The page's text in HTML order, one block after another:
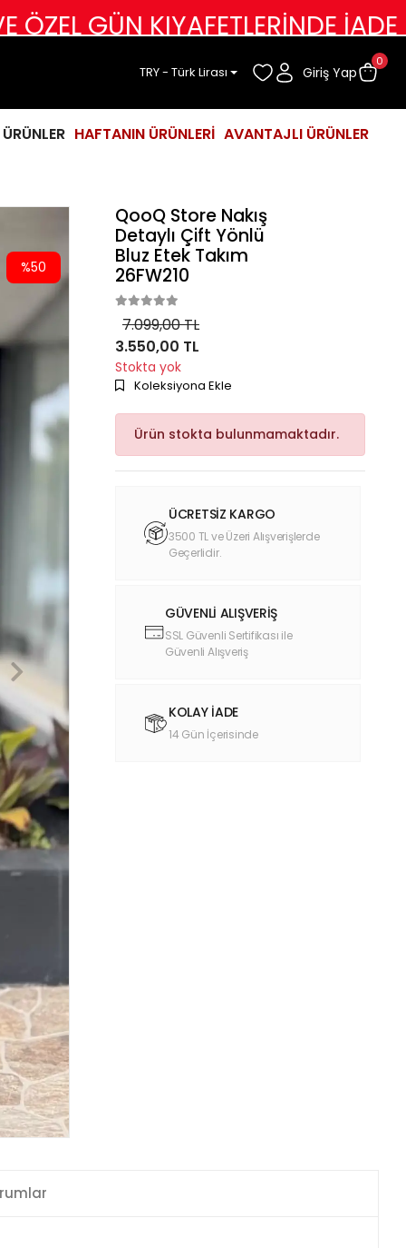
KIYAFETLERİNDE İADE DEĞİŞİM
TRY - Türk Lirası Giriş Yap
0
HAFTANIN ÜRÜNLERİ AVANTAJLI ÜRÜNLER
%50
QooQ Store Nakış
Detaylı Çift Yönlü
Bluz Etek Takım
26FW210
7.099,00 TL
3.550,00 TL
Stokta yok
Koleksiyona Ekle
Ürün stokta bulunmamaktadır.
ÜCRETSİZ KARGO
3500 TL ve Üzeri Alışverişlerde
Geçerlidir.
GÜVENLİ ALIŞVERİŞ
SSL Güvenli Sertifikası ile
Güvenli Alışveriş
KOLAY İADE
14 Gün İçerisinde